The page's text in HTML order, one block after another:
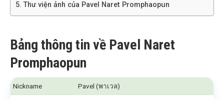
Thư viện ảnh của Pavel Naret Promphaopun
Bảng thông tin về Pavel Naret
Promphaopun
Nickname Pavel (พาเวล)